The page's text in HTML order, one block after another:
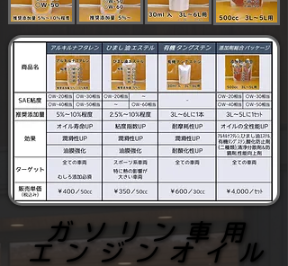
ガソリン車用
エンジンオイル
ガソリン車用
エンジンオイル